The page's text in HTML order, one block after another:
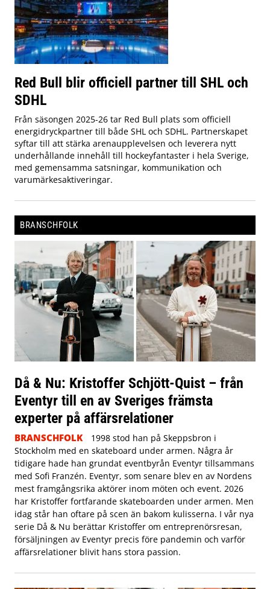
Red Bull blir officiell partner till SHL och
SDHL
Från säsongen 2025-26 tar Red Bull plats som officiell
energidryckpartner till både SHL och SDHL. Partnerskapet
syftar till att stärka arenaupplevelsen och leverera nytt
underhållande innehåll till hockeyfantaster i hela Sverige,
med gemensamma satsningar, kommunikation och
varumärkesaktiveringar.
BRANSCHFOLK
Då & Nu: Kristoffer Schjött-Quist – från
Eventyr till en av Sveriges främsta
experter på affärsrelationer
BRANSCHFOLK
1998 stod han på Skeppsbron i
Stockholm med en skateboard under armen. Några år
tidigare hade han grundat eventbyrån Eventyr tillsammans
med Sofi Franzén. Eventyr, som senare blev en av Nordens
mest framgångsrika aktörer inom möten och event. 2026
har Kristoffer fortfarande skateboarden under armen. Men
idag står han oftare på scen än bakom kulisserna. I vår nya
serie Då & Nu berättar Kristoffer om entreprenörsresan,
försäljningen av Eventyr precis före pandemin och varför
affärsrelationer blivit hans stora passion.